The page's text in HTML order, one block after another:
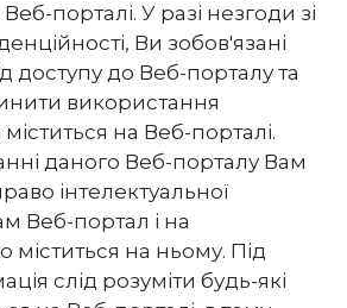
Веб-порталі. У разі незгоди зі
Ви зобов'язані
доступу до Веб-порталу та
використання
на Веб-порталі.
даного Веб-порталу Вам
інтелектуальної
Веб-портал і на
міститься на ньому. Під
слід розуміти будь-які